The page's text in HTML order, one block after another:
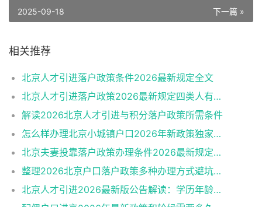
下一篇 »
2025-09-18
相关推荐
北京人才引进落户政策条件2026最新规定全文
北京人才引进落户政策2026最新规定四类人有资格
解读2026北京人才引进与积分落户政策所需条件
怎么样办理北京小城镇户口2026年新政策独家解读
北京夫妻投靠落户政策办理条件2026最新规定消息
整理2026北京户口落户政策多种办理方式避坑指南
北京人才引进2026最新版公告解读：学历年龄是门槛